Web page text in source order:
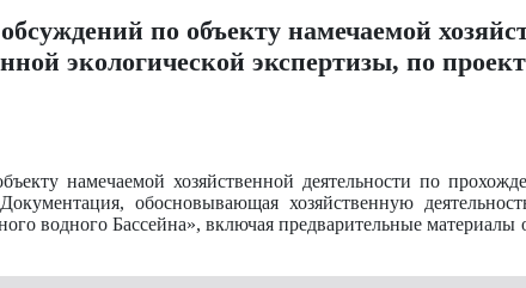
по объекту намечаемой
экологической экспертизы, по
намечаемой хозяйственной деятельности по
обосновывающая хозяйственную
водного Бассейна», включая предварительные материалы